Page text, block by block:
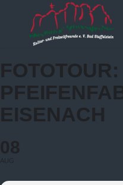
FOTOTOUR:
EISENACH
08
AUG